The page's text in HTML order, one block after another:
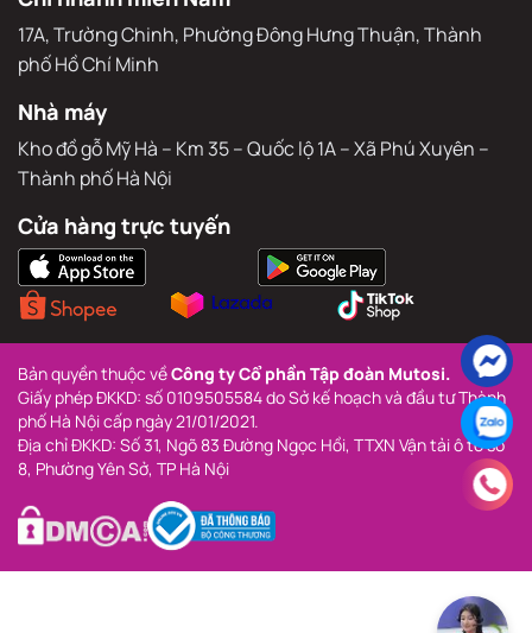
Sảnh thương mại – Toà nhà hỗn hợp Athena Complex Pháp
Vân, Khu đô thị Pháp Vân – Tứ Hiệp, Phường Yên Sở, TP. Hà Nội
Chi nhánh miền Nam
17A, Trường Chinh, Phường Đông Hưng Thuận, Thành
phố Hồ Chí Minh
Nhà máy
Kho đồ gỗ Mỹ Hà – Km 35 – Quốc lộ 1A – Xã Phú Xuyên –
Thành phố Hà Nội
Cửa hàng trực tuyến
Bản quyền thuộc về Công ty Cổ phần Tập đoàn Mutosi.
Giấy phép ĐKKD: số 0109505584 do Sở kế hoạch và đầu tư Thành
phố Hà Nội cấp ngày 21/01/2021.
Địa chỉ ĐKKD: Số 31, Ngõ 83 Đường Ngọc Hồi, TTXN Vận tải ô tô số
8, Phường Yên Sở, TP Hà Nội